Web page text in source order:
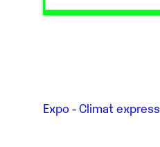
Expo - Climat express